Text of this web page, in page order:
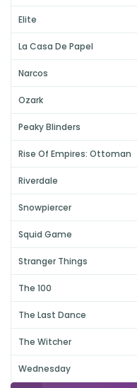
Elite
La Casa De Papel
Narcos
Ozark
Peaky Blinders
Rise Of Empires: Ottoman
Riverdale
Snowpiercer
Squid Game
Stranger Things
The 100
The Last Dance
The Witcher
Wednesday